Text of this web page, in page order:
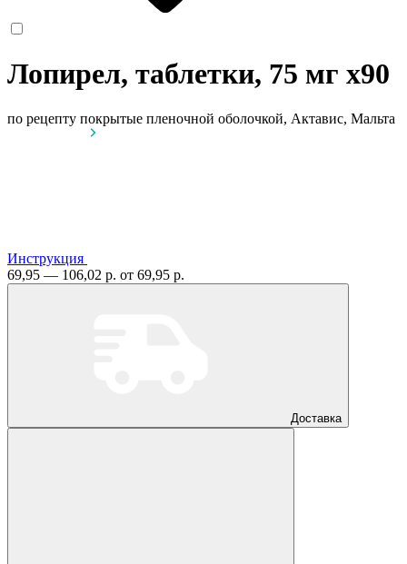
Лопирел, таблетки, 75 мг x90
по рецепту покрытые пленочной оболочкой, Актавис, Мальта
Инструкция
69,95 — 106,02 р. от 69,95 р.
Доставка